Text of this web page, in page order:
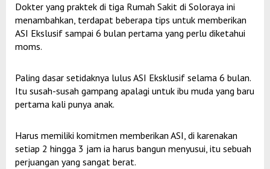
Dokter yang praktek di tiga Rumah Sakit di Soloraya ini
menambahkan, terdapat beberapa tips untuk memberikan
ASI Ekslusif sampai 6 bulan pertama yang perlu diketahui
moms.
Paling dasar setidaknya lulus ASI Eksklusif selama 6 bulan.
Itu susah-susah gampang apalagi untuk ibu muda yang baru
pertama kali punya anak.
Harus memiliki komitmen memberikan ASI, di karenakan
setiap 2 hingga 3 jam ia harus bangun menyusui, itu sebuah
perjuangan yang sangat berat.